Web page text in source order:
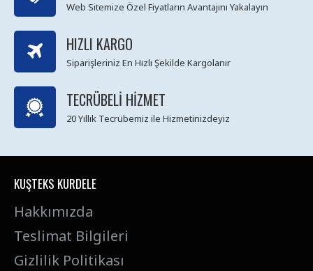
Web Sitemize Özel Fiyatların Avantajını Yakalayın
HIZLI KARGO
Siparişleriniz En Hızlı Şekilde Kargolanır
TECRÜBELI HIZMET
20 Yıllık Tecrübemiz ile Hizmetinizdeyiz
KUŞTEKS KURDELE
Hakkımızda
Teslimat Bilgileri
Gizlilik Politikası